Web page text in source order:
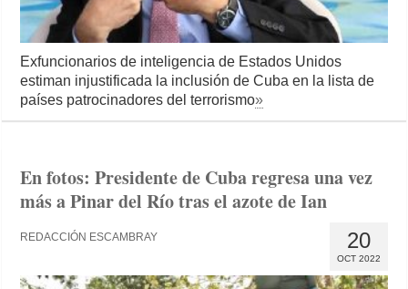
Exfuncionarios de inteligencia de Estados Unidos
estiman injustificada la inclusión de Cuba en la lista de
países patrocinadores del terrorismo»
En fotos: Presidente de Cuba regresa una vez
más a Pinar del Río tras el azote de Ian
20
OCT 2022
REDACCIÓN ESCAMBRAY